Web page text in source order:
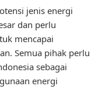
jenis energi
dan perlu
mencapai
Semua pihak perlu
sebagai
energi